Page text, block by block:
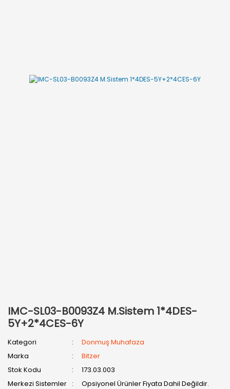
IMC-SL03-B0093Z4 M.Sistem 1*4DES-
5Y+2*4CES-6Y
Kategori
Donmuş Muhafaza
Marka
Bitzer
Stok Kodu
173.03.003
Merkezi Sistemler
Opsiyonel Ürünler Fiyata Dahil Değildir.